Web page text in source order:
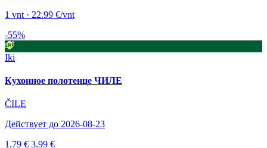
1 vnt · 22.99 €/vnt
-55%
Iki
Кухонное полотенце ЧИЛЕ
ČILE
Действует до 2026-08-23
1.79 € 3.99 €